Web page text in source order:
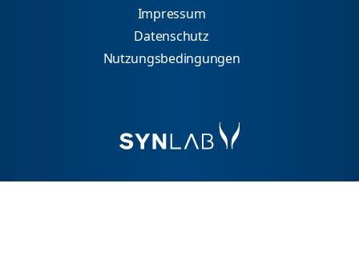
Impressum
Datenschutz
Nutzungsbedingungen